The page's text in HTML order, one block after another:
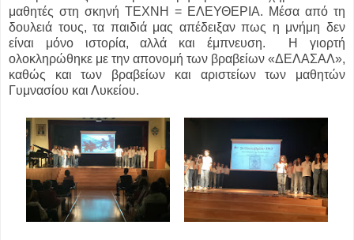
μαθητές στη σκηνή ΤΕΧΝΗ = ΕΛΕΥΘΕΡΙΑ. Μέσα από τη
δουλειά τους, τα παιδιά μας απέδειξαν πως η μνήμη δεν
είναι μόνο ιστορία, αλλά και έμπνευση. Η γιορτή
ολοκληρώθηκε με την απονομή των βραβείων «ΔΕΛΑΣΑΛ»,
καθώς και των βραβείων και αριστείων των μαθητών
Γυμνασίου και Λυκείου.